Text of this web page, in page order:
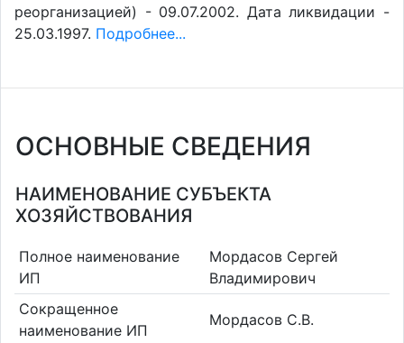
реорганизацией) - 09.07.2002. Дата ликвидации -
25.03.1997. Подробнее...
ОСНОВНЫЕ СВЕДЕНИЯ
НАИМЕНОВАНИЕ СУБЪЕКТА
ХОЗЯЙСТВОВАНИЯ
Полное наименование
ИП
Мордасов Сергей
Владимирович
Сокращенное
наименование ИП
Мордасов С.В.